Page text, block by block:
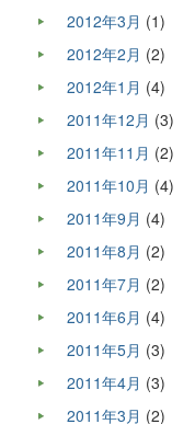
2012年3月 (1)
2012年2月 (2)
2012年1月 (4)
2011年12月 (3)
2011年11月 (2)
2011年10月 (4)
2011年9月 (4)
2011年8月 (2)
2011年7月 (2)
2011年6月 (4)
2011年5月 (3)
2011年4月 (3)
2011年3月 (2)